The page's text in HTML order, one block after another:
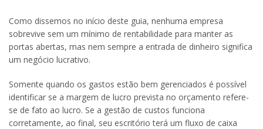
Como dissemos no início deste guia, nenhuma empresa
sobrevive sem um mínimo de rentabilidade para manter as
portas abertas, mas nem sempre a entrada de dinheiro significa
um negócio lucrativo.
Somente quando os gastos estão bem gerenciados é possível
identificar se a margem de lucro prevista no orçamento refere-
se de fato ao lucro. Se a gestão de custos funciona
corretamente, ao final, seu escritório terá um fluxo de caixa